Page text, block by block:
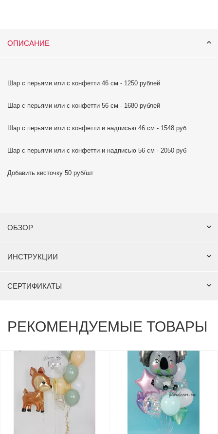
ОПИСАНИЕ
Шар с перьями или с конфетти 46 см - 1250 рублей
Шар с перьями или с конфетти 56 см - 1680 рублей
Шар с перьями или с конфетти и надписью 46 см - 1548 руб
Шар с перьями или с конфетти и надписью 56 см - 2050 руб
Добавить кисточку 50 руб/шт
ОБЗОР
ИНСТРУКЦИИ
СЕРТИФИКАТЫ
РЕКОМЕНДУЕМЫЕ ТОВАРЫ